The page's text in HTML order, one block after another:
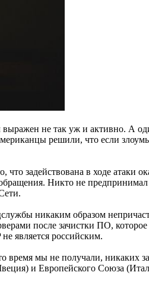
не так уж и активно. А
решили, что если
задействована в ходе атаки
Никто не
никаким образом
после зачистки ПО,
является российским.
время мы не получали, никаких
и Европейского Союза